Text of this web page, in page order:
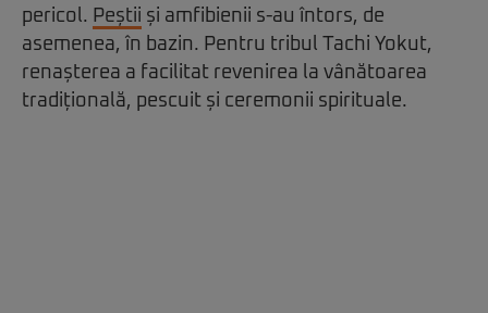
pericol. Peștii și amfibienii s-au întors, de
asemenea, în bazin. Pentru tribul Tachi Yokut,
renașterea a facilitat revenirea la vânătoarea
tradițională, pescuit și ceremonii spirituale.